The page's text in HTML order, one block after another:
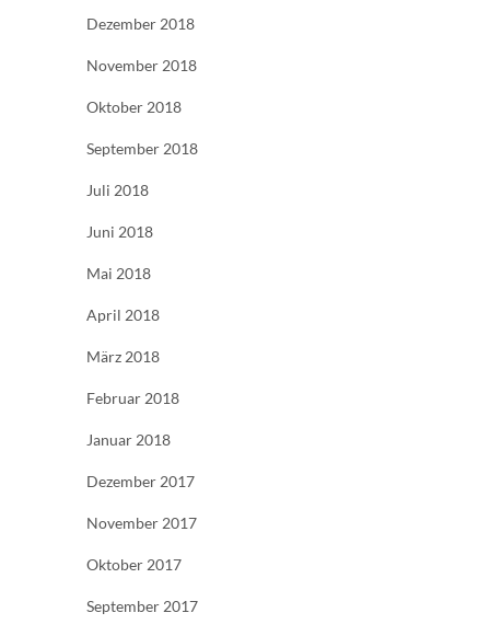
Dezember 2018
November 2018
Oktober 2018
September 2018
Juli 2018
Juni 2018
Mai 2018
April 2018
März 2018
Februar 2018
Januar 2018
Dezember 2017
November 2017
Oktober 2017
September 2017